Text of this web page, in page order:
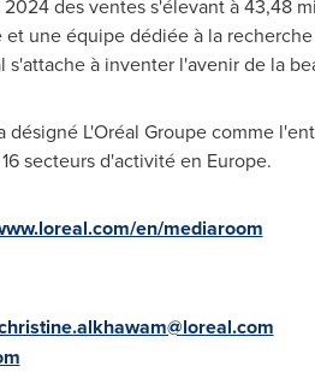
des ventes s'élevant à 43,48
et une équipe dédiée à la
à inventer l'avenir de la
désigné L'Oréal Groupe comme
secteurs d'activité en Europe.
en/mediaroom